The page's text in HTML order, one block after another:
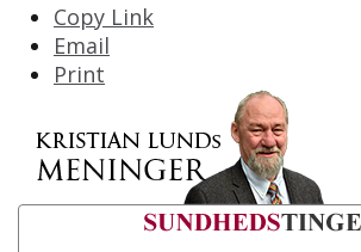
Copy Link
Email
Print